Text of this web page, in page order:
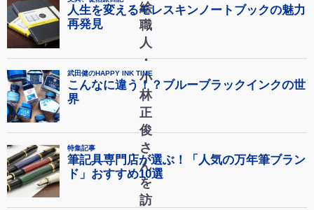
絵
職
人
・
小
林
正
俊
さ
ん
を
訪